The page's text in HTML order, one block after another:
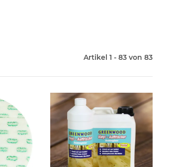
Artikel 1 - 83 von 83